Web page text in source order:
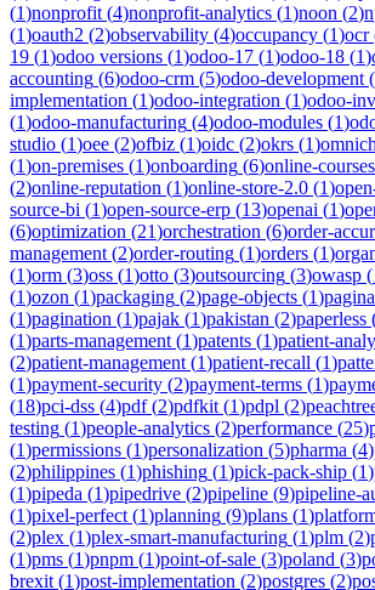
(1)nonprofit (4)nonprofit-analytics (1)noon (2)
(1)oauth2 (2)observability (4)occupancy (1)ocr
19 (1)odoo versions (1)odoo-17 (1)odoo-18 (1)
accounting (6)odoo-crm (5)odoo-development (
implementation (1)odoo-integration (1)odoo-
(1)odoo-manufacturing (4)odoo-modules (1)
studio (1)oee (2)ofbiz (1)oidc (2)okrs (1)
(1)on-premises (1)onboarding (6)online-courses
(2)online-reputation (1)online-store-2.0 (1)
source-bi (1)open-source-erp (13)openai (1)
(6)optimization (21)orchestration (6)order-
management (2)order-routing (1)orders (1)
(1)orm (3)oss (1)otto (3)outsourcing (3)owasp (
(1)ozon (1)packaging (2)page-objects (1)
(1)pagination (1)pajak (1)pakistan (2)paperless
(1)parts-management (1)patents (1)patient-
(2)patient-management (1)patient-recall (1)
(1)payment-security (2)payment-terms (1)
(18)pci-dss (4)pdf(2)pdfkit (1)pdpl (2)
testing (1)people-analytics (2)performance (25)
(1)permissions (1)personalization (5)pharma (4)
(2)philippines (1)phishing (1)pick-pack-ship (1)
(1)pipeda (1)pipedrive (2)pipeline (9)pipeline-
(1)pixel-perfect (1)planning (9)plans (1)
(2)plex (1)plex-smart-manufacturing (1)plm (2)
(1)pms (1)pnpm (1)point-of-sale (3)poland (3)
brexit (1)post-implementation (2)postgres (2)